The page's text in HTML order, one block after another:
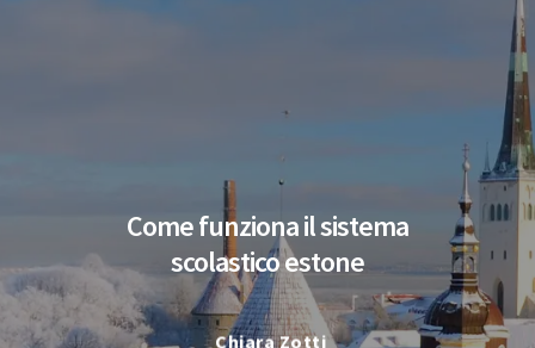
Come funziona il sistema
scolastico estone
Chiara Zotti